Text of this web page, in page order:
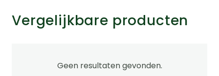
variaties.
Vergelijkbare producten
Geen resultaten gevonden.